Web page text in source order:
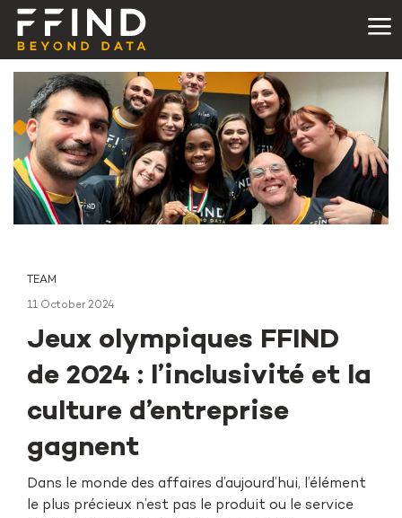
TEAM
11 October 2024
Jeux olympiques FFIND
de 2024 : l’inclusivité et la
culture d’entreprise
gagnent
Dans le monde des affaires d’aujourd’hui, l’élément
le plus précieux n’est pas le produit ou le service